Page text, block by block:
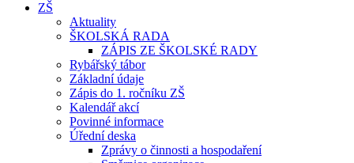
ZŠ
Aktuality
ŠKOLSKÁ RADA
ZÁPIS ZE ŠKOLSKÉ RADY
Rybářský tábor
Základní údaje
Zápis do 1. ročníku ZŠ
Kalendář akcí
Povinné informace
Úřední deska
Zprávy o činnosti a hospodaření